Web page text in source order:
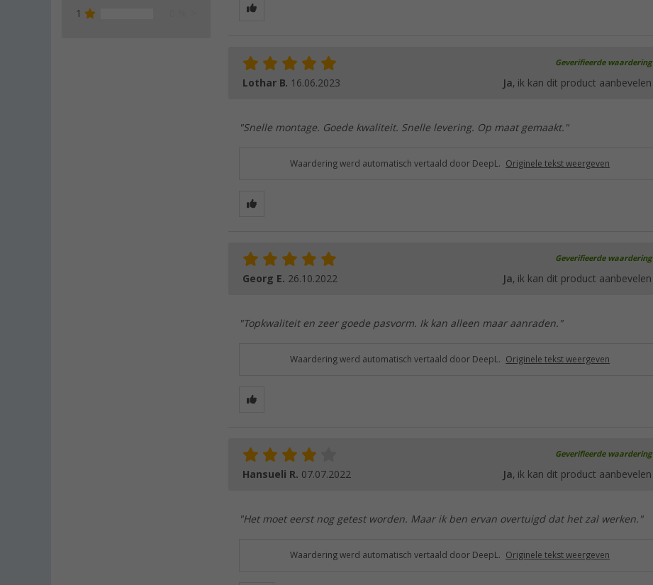
1
Geverifieerde waardering
Lothar B. 16.06.2023 Ja, ik kan dit product aanbevelen
"Snelle montage. Goede kwaliteit. Snelle levering. Op maat gemaakt."
Waardering werd automatisch vertaald door DeepL. Originele tekst weergeven
Geverifieerde waardering
Georg E. 26.10.2022 Ja, ik kan dit product aanbevelen
"Topkwaliteit en zeer goede pasvorm. Ik kan alleen maar aanraden."
Waardering werd automatisch vertaald door DeepL. Originele tekst weergeven
Geverifieerde waardering
Hansueli R. 07.07.2022 Ja, ik kan dit product aanbevelen
"Het moet eerst nog getest worden. Maar ik ben ervan overtuigd dat het zal werken."
Waardering werd automatisch vertaald door DeepL. Originele tekst weergeven